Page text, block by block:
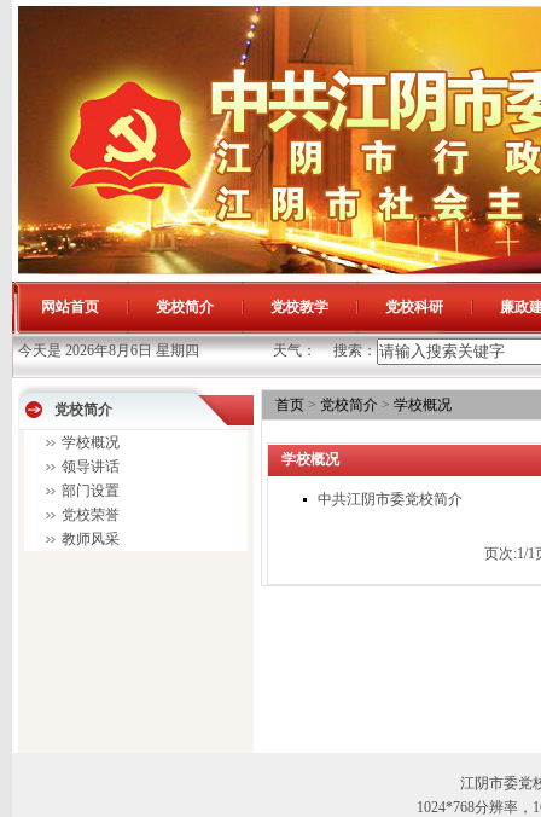
网站首页 党校简介 党校教学 党校科研 廉政
今天是 2026年8月6日 星期四 天气： 搜索：
党校简介
学校概况
领导讲话
部门设置
党校荣誉
教师风采
首页 > 党校简介 > 学校概况
学校概况
中共江阴市委党校简介
页次:1/1
江阴市委党
1024*768分辨率，